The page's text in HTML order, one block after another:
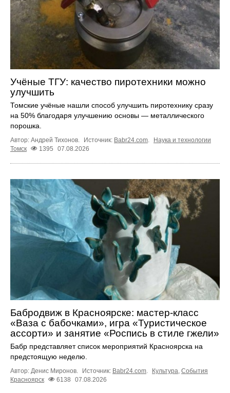
Учёные ТГУ: качество пиротехники можно
улучшить
Томские учёные нашли способ улучшить пиротехнику сразу
на 50% благодаря улучшению основы — металлического
порошка.
Автор: Андрей Тихонов. Источник: Babr24.com
Наука и технологии
Томск
1395 07.08.2026
Бабродвиж в Красноярске: мастер-класс
«Ваза с бабочками», игра «Туристическое
ассорти» и занятие «Роспись в стиле гжели»
Бабр представляет список мероприятий Красноярска на
предстоящую неделю.
Автор: Денис Миронов. Источник: Babr24.com. Культура, События
Красноярск
6138 07.08.2026